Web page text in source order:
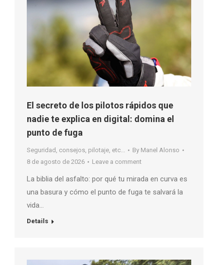
El secreto de los pilotos rápidos que
nadie te explica en digital: domina el
punto de fuga
Seguridad, consejos, pilotaje, etc... By Manel Alonso
8 de agosto de 2026
Leave a comment
La biblia del asfalto: por qué tu mirada en curva es
una basura y cómo el punto de fuga te salvará la
vida…
Details